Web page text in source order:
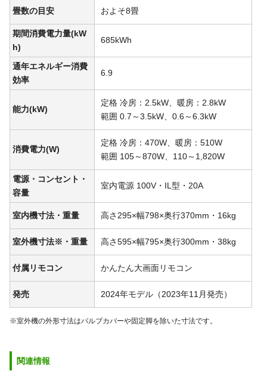
畳数の目安 およそ8畳
期間消費電力量(kW
h)
685kWh
通年エネルギー消費
効率
6.9
能力(kW)
定格 冷房：2.5kW、暖房：2.8kW
範囲 0.7～3.5kW、0.6～6.3kW
消費電力(W)
定格 冷房：470W、暖房：510W
範囲 105～870W、110～1,820W
電源・コンセント・
容量
室内電源 100V・IL型・20A
室内機寸法・重量 高さ295×幅798×奥行370mm・16kg
室外機寸法※・重量 高さ595×幅795×奥行300mm・38kg
付属リモコン かんたん大画面リモコン
発売 2024年モデル（2023年11月発売）
※室外機の外形寸法はバルブカバーや固定脚を除いた寸法です。
関連情報